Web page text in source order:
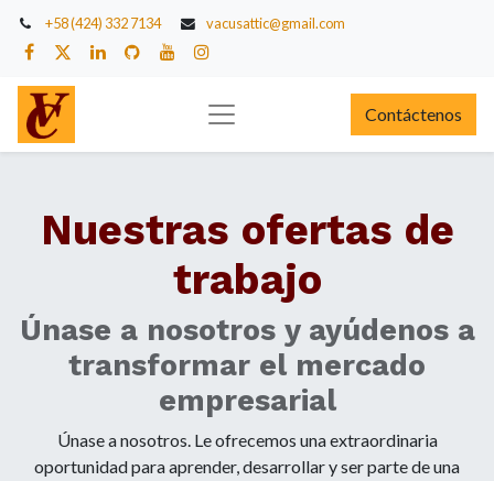
+58 (424) 332 7134 vacusattic@gmail.com
Contáctenos
Nuestras ofertas de
trabajo
Únase a nosotros y ayúdenos a
transformar el mercado
empresarial
Únase a nosotros. Le ofrecemos una extraordinaria
oportunidad para aprender, desarrollar y ser parte de una